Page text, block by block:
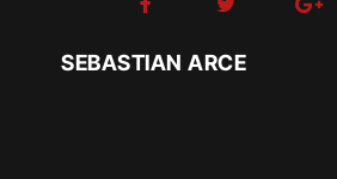
SEBASTIAN ARCE